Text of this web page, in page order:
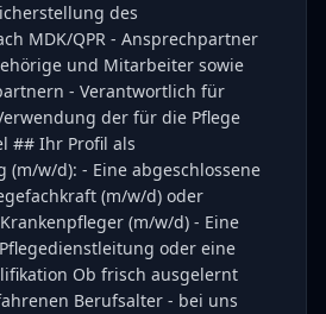
des
MDK/QPR - Ansprechpartner
und Mitarbeiter sowie
- Verantwortlich für
der für die Pflege
## Ihr Profil als
(m/w/d): - Eine abgeschlossene
(m/w/d) oder
(m/w/d) - Eine
oder eine
Ob frisch ausgelernt
Berufsalter - bei uns